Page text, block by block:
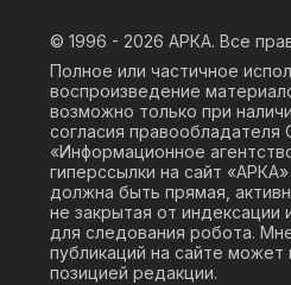
© 1996 - 2026 АРКА. Все
Полное или частичное
воспроизведение
возможно только при
согласия
«Информационное
гиперссылки на сайт
должна быть прямая,
не закрытая от индексации
для следования робота.
публикаций на сайте может
позицией редакции.